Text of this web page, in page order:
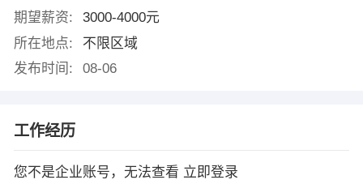
期望薪资:
3000-4000元
所在地点:
不限区域
发布时间:
08-06
工作经历
您不是企业账号，无法查看 立即登录